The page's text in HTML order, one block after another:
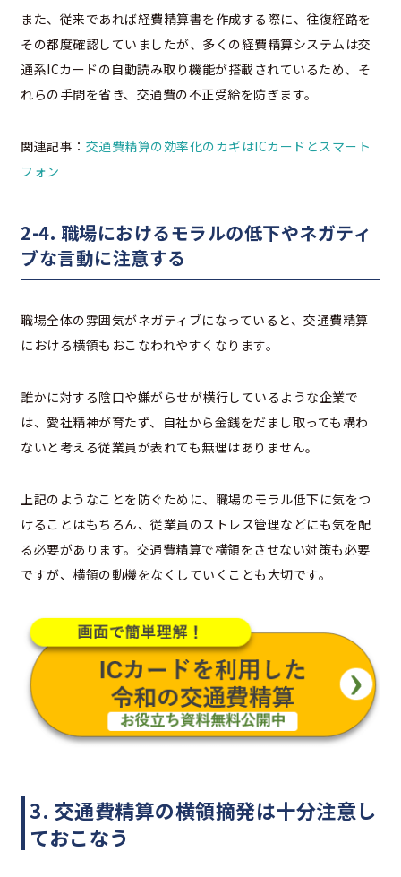
また、従来であれば経費精算書を作成する際に、往復経路を
その都度確認していましたが、多くの経費精算システムは交
通系ICカードの自動読み取り機能が搭載されているため、そ
れらの手間を省き、交通費の不正受給を防ぎます。
関連記事： 交通費精算の効率化のカギはICカードとスマート
フォン
2-4. 職場におけるモラルの低下やネガティ
ブな言動に注意する
職場全体の雰囲気がネガティブになっていると、交通費精算
における横領もおこなわれやすくなります。
誰かに対する陰口や嫌がらせが横行しているような企業で
は、愛社精神が育たず、自社から金銭をだまし取っても構わ
ないと考える従業員が表れても無理はありません。
上記のようなことを防ぐために、職場のモラル低下に気をつ
けることはもちろん、従業員のストレス管理などにも気を配
る必要があります。交通費精算で横領をさせない対策も必要
ですが、横領の動機をなくしていくことも大切です。
3. 交通費精算の横領摘発は十分注意し
ておこなう